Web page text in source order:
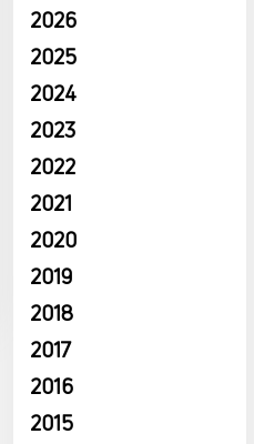
2026
2025
2024
2023
2022
2021
2020
2019
2018
2017
2016
2015